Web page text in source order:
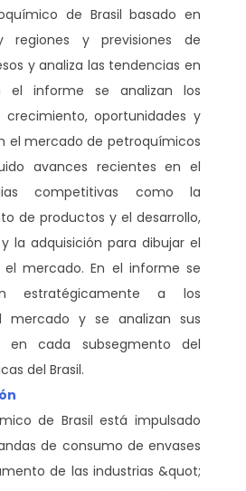
de Brasil basado en
regiones y previsiones de
y analiza las tendencias en
el informe se analizan los
oportunidades y
el mercado de petroquímicos
avances recientes en el
competitivas como la
de productos y el desarrollo,
la adquisición para dibujar el
mercado. En el informe se
estratégicamente a los
mercado y se analizan sus
en cada subsegmento del
del Brasil.
de Brasil está impulsado
de consumo de envases
de las industrias &quot;